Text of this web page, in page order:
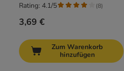
3,69 €
Rating: 4.1/5 (8)
Zum Warenkorb
hinzufügen